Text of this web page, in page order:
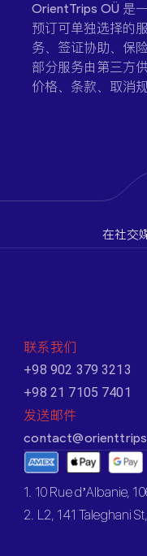
OrientTrips OÜ 是
预订可单独选择的
务、签证协助、保
部分服务由第三方
价格、条款、取消
在社交
联系我们
+98 902 379 3213
+98 21 7105 7401
发送邮件
1. 10 Rue d’Albanie,
2. L2, 141 Taleghani